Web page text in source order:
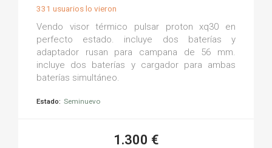
331 usuarios lo vieron
Vendo visor térmico pulsar proton xq30 en
perfecto estado. incluye dos baterías y
adaptador rusan para campana de 56 mm.
incluye dos baterías y cargador para ambas
baterías simultáneo.
Estado: Seminuevo
1.300 €